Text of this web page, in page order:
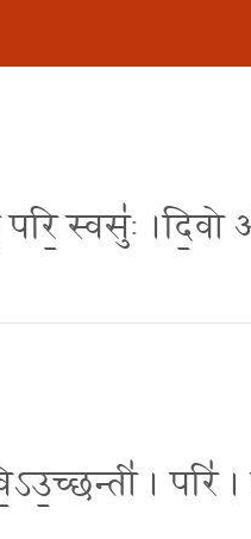
स्वसु॑ः ।दि॒वो
। परि॑ ।